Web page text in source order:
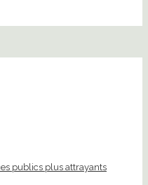
publics plus attrayants